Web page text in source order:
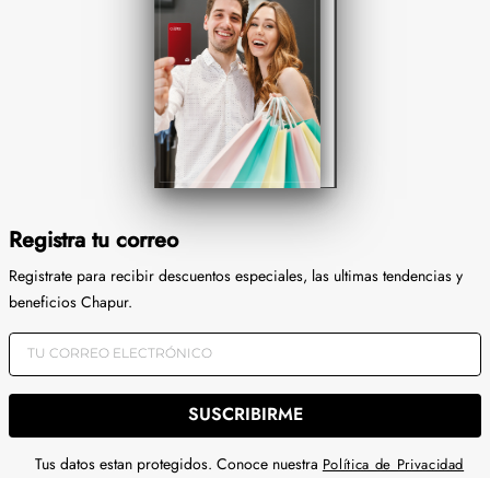
Registra tu correo
Registrate para recibir descuentos especiales, las ultimas tendencias y
beneficios Chapur.
SUSCRIBIRME
Tus datos estan protegidos. Conoce nuestra Política de Privacidad